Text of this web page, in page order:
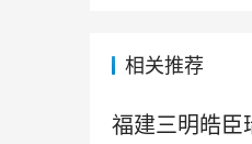
相关推荐
福建三明皓臣